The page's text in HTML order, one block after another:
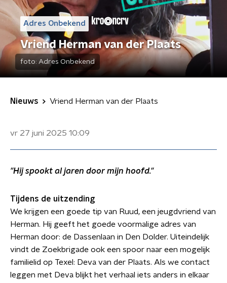
Adres Onbekend
Vriend Herman van der Plaats
foto: Adres Onbekend
Nieuws Vriend Herman van der Plaats
vr 27 juni 2025 10:09
"Hij spookt al jaren door mijn hoofd."
Tijdens de uitzending
We krijgen een goede tip van Ruud, een jeugdvriend van
Herman. Hij geeft het goede voormalige adres van
Herman door: de Dassenlaan in Den Dolder. Uiteindelijk
vindt de Zoekbrigade ook een spoor naar een mogelijk
familielid op Texel: Deva van der Plaats. Als we contact
leggen met Deva blijkt het verhaal iets anders in elkaar